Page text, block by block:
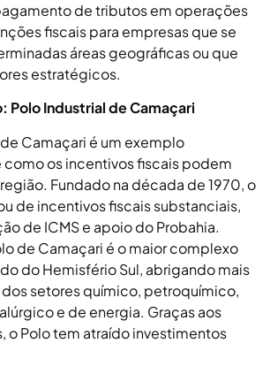
de tributos em operações
fiscais para empresas que se
áreas geográficas ou que
estratégicos.
Polo Industrial de Camaçari
Camaçari é um exemplo
os incentivos fiscais podem
Fundado na década de 1970, o
de incentivos fiscais substanciais,
de ICMS e apoio do Probahia.
de Camaçari é o maior complexo
do Hemisfério Sul, abrigando mais
setores químico, petroquímico,
e de energia. Graças aos
o Polo tem atraído investimentos